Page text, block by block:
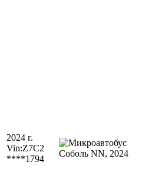
2024 г.
Vin:Z7C2
****1794